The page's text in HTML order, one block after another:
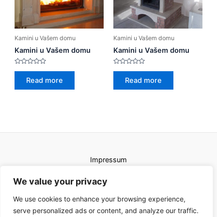
We value your privacy
We use cookies to enhance your browsing experience,
serve personalized ads or content, and analyze our traffic.
Kamini u Vašem domu
Kamini u Vašem domu
Rated
Read more
Kamini u Vašem domu
Kamini u Vašem domu
Rated
Read more
Impressum